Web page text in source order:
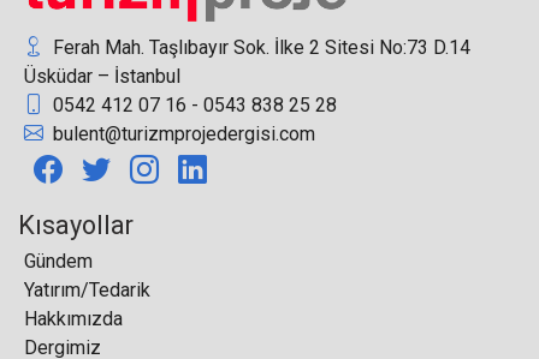
THY'den Şehit Yakınları, Gazi ve Gazi Yakınlarına
İndirim
Seaden Sea World Resort&Spa’nın oda sayısı
Ferah Mah. Taşlıbayır Sok. İlke 2 Sitesi No:73 D.14
Üsküdar – İstanbul
0542 412 07 16 - 0543 838 25 28
bulent@turizmprojedergisi.com
Kısayollar
Gündem
Yatırım/Tedarik
Hakkımızda
Dergimiz